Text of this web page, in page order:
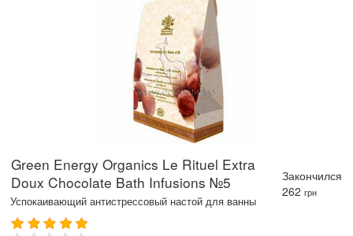
Green Energy Organics Le Rituel Extra
Doux Chocolate Bath Infusions №5
Успокаивающий антистрессовый настой для ванны
Закончился
262 грн